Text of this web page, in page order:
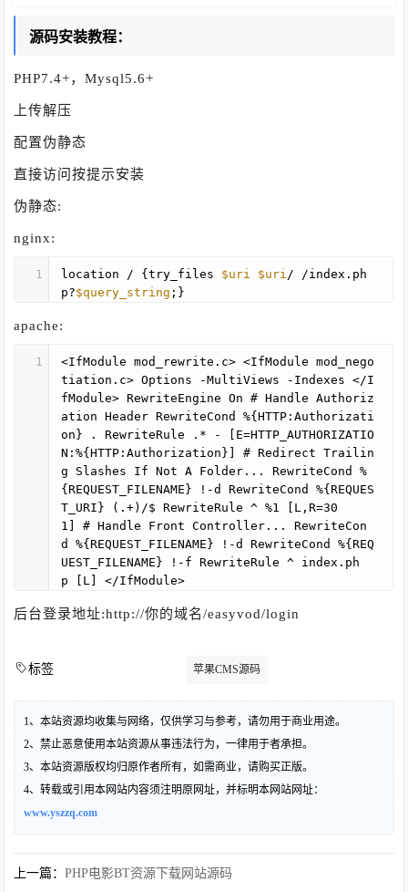
源码安装教程：
PHP7.4+，Mysql5.6+
上传解压
配置伪静态
直接访问按提示安装
伪静态:
nginx:
1 location / {try_files $uri $uri / /index.ph
p?$query_string ;}
apache:
1
<IfModule mod_rewrite.c> <IfModule mod_nego
tiation.c> Options -MultiViews -Indexes </I
fModule> RewriteEngine On # Handle Authoriz
ation Header RewriteCond %{HTTP:Authorizati
on} . RewriteRule .* - [E=HTTP_AUTHORIZATIO
N:%{HTTP:Authorization}] # Redirect Trailin
g Slashes If Not A Folder... RewriteCond %
{REQUEST_FILENAME} !-d RewriteCond %{REQUES
T_URI} (.+)/$ RewriteRule ^ %1 [L,R=30
1] # Handle Front Controller... RewriteCon
d %{REQUEST_FILENAME} !-d RewriteCond %{REQ
UEST_FILENAME} !-f RewriteRule ^ index.ph
p [L] </IfModule>
后台登录地址:http://你的域名/easyvod/login
标签 苹果CMS源码
1、本站资源均收集与网络，仅供学习与参考，请勿用于商业用途。
2、禁止恶意使用本站资源从事违法行为，一律用于者承担。
3、本站资源版权均归原作者所有，如需商业，请购买正版。
4、转载或引用本网站内容须注明原网址，并标明本网站网址：
www.yszzq.com
上一篇：PHP电影BT资源下载网站源码